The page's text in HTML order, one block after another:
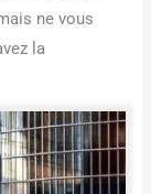
ne vous
la